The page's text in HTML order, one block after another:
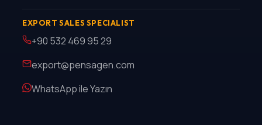
EXPORT SALES SPECIALIST
+90 532 469 95 29
export@pensagen.com
WhatsApp ile Yazın